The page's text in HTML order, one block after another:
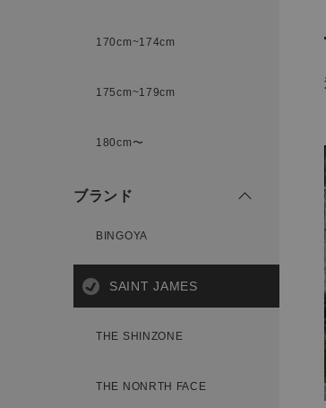
ログイン / マイページ
新規会員登録
170cm~174cm
175cm~179cm
180cm〜
ブランド
BINGOYA
SAINT JAMES
THE SHINZONE
THE NONRTH FACE